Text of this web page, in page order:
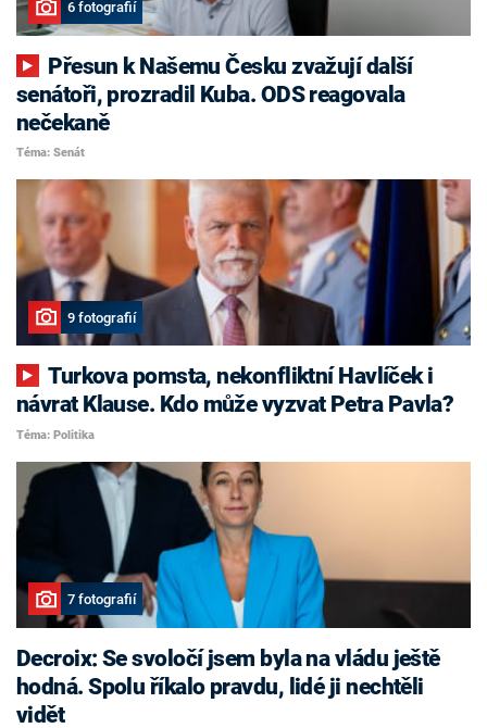
6 fotografií
senátoři, prozradil Kuba. ODS reagovala
nečekaně
Téma: Senát
9 fotografií
Turkova pomsta, nekonfliktní Havlíček i
návrat Klause. Kdo může vyzvat Petra Pavla?
Téma: Politika
7 fotografií
Decroix: Se svoločí jsem byla na vládu ještě
hodná. Spolu říkalo pravdu, lidé ji nechtěli
vidět